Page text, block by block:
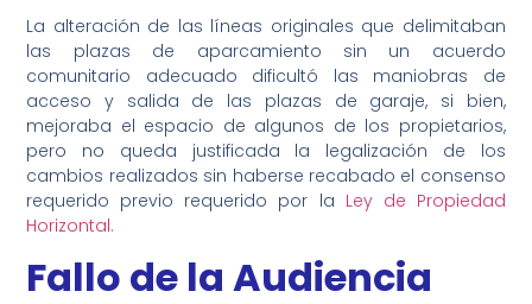
La alteración de las líneas originales que delimitaban
las plazas de aparcamiento sin un acuerdo
comunitario adecuado dificultó las maniobras de
acceso y salida de las plazas de garaje, si bien,
mejoraba el espacio de algunos de los propietarios,
pero no queda justificada la legalización de los
cambios realizados sin haberse recabado el consenso
requerido previo requerido por la Ley de Propiedad
Horizontal.
Fallo de la Audiencia